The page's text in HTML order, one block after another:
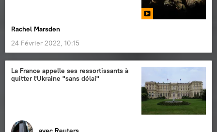
Rachel Marsden
24 Février 2022, 10:15
La France appelle ses ressortissants à
quitter l'Ukraine "sans délai"